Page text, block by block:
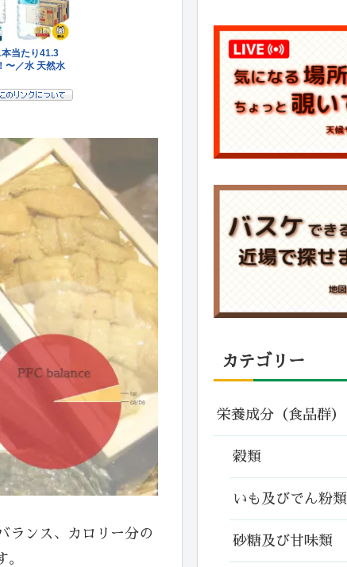
ランス、カロリー分の
カテゴリー
栄養成分（食品群）
穀類
いも及びでん粉類
砂糖及び甘味類